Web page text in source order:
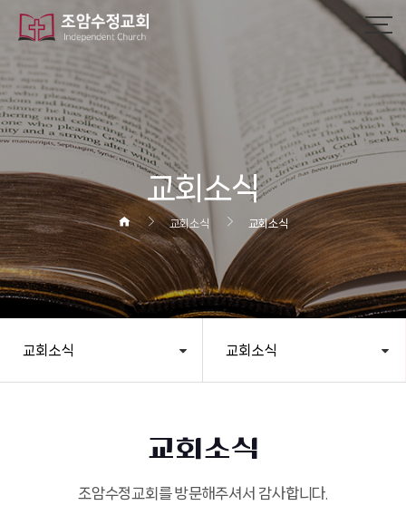
교회소식
교회소식 교회소식
교회소식 교회소식
교회소식
조암수정교회를 방문해주셔서 감사합니다.